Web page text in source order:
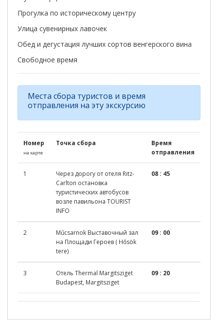
Прогулка по историческому центру
Улица сувенирных лавочек
Обед и дегустация лучших сортов венгерского вина
Свободное время
Места сбора туристов и время
отправления на эту экскурсию
Номер
на карте
Точка сбора
Время
отправления
1
Через дорогу от отеля Ritz-
Carlton остановка
туристических автобусов
возле павильона TOURIST
INFO
08 : 45
2
Műсsarnok Выставочный зал
на Площади Героев ( Hősök
tere)
09 : 00
3
Отель Thermal Margitsziget
Budapest, Margitsziget
09 : 20